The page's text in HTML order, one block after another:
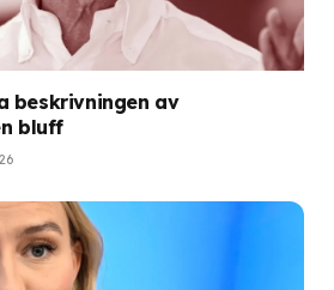
beskrivningen av
bluff